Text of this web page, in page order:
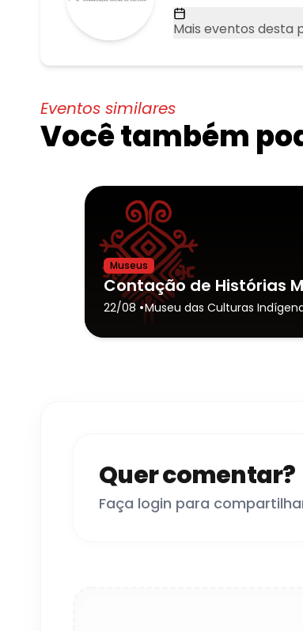
Mais eventos desta
Eventos similares
Você também
Museus
22/08 •Museu das Culturas
Quer comentar?
Faça login para